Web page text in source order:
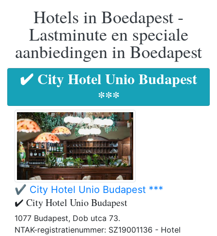
Hotels in Boedapest -
Lastminute en speciale
aanbiedingen in Boedapest
✔️ City Hotel Unio Budapest
***
✔️ City Hotel Unio Budapest ***
✔️ City Hotel Unio Budapest
1077 Budapest, Dob utca 73.
NTAK-registratienummer: SZ19001136 - Hotel